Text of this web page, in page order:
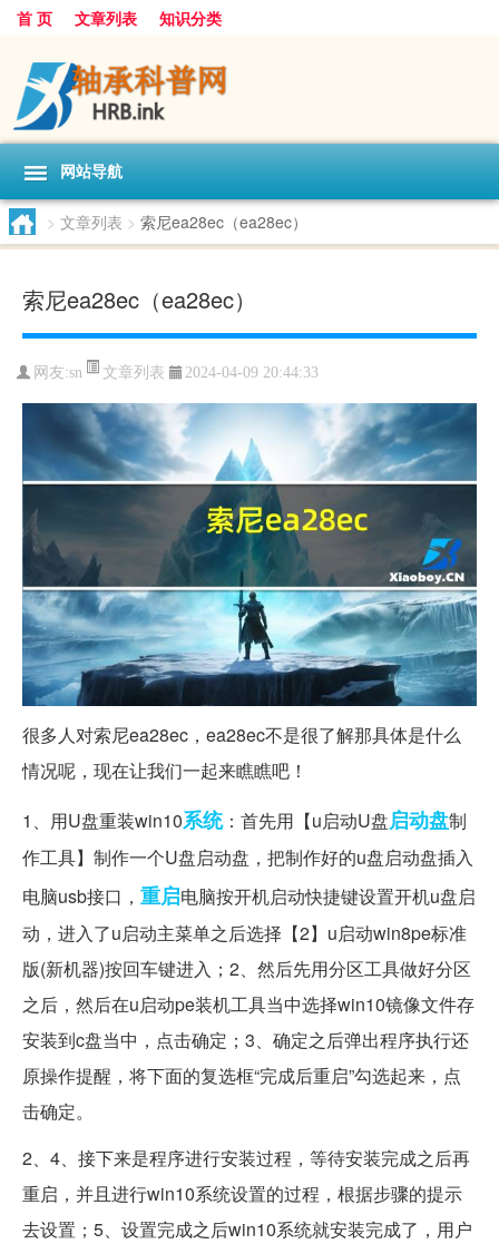
首 页 文章列表 知识分类
网站导航
> 文章列表 > 索尼ea28ec（ea28ec）
索尼ea28ec（ea28ec）
网友:sn 文章列表 2024-04-09 20:44:33
很多人对索尼ea28ec，ea28ec不是很了解那具体是什么
情况呢，现在让我们一起来瞧瞧吧！
1、用U盘重装win10系统：首先用【u启动U盘启动盘制
作工具】制作一个U盘启动盘，把制作好的u盘启动盘插入
电脑usb接口， 重启电脑按开机启动快捷键设置开机u盘启
动，进入了u启动主菜单之后选择【2】u启动win8pe标准
版(新机器)按回车键进入；2、然后先用分区工具做好分区
之后，然后在u启动pe装机工具当中选择win10镜像文件存
安装到c盘当中，点击确定；3、确定之后弹出程序执行还
原操作提醒，将下面的复选框“完成后重启”勾选起来，点
击确定。
2、4、接下来是程序进行安装过程，等待安装完成之后再
重启，并且进行win10系统设置的过程，根据步骤的提示
去设置；5、设置完成之后win10系统就安装完成了，用户